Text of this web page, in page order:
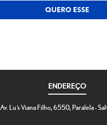
QUERO ESSE
ENDEREÇO
Av. Luís Viana Filho, 6550, Paralela -